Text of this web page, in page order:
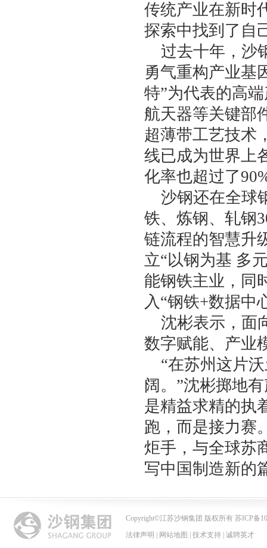
传统产业在新时
探索中找到了自
过去十年，沙
勇气重构产业基
特”为代表的高
航天器等关键部
超薄带工艺技术
线已成为世界上
化率也超过了
沙钢还在全球
铁、炼钢、轧钢
链流程的智慧升
立“以钢为基 多
能钢铁主业，同
入“钢铁+数据中
沈彬表示，面
数字赋能、产业
“在苏州这片
阔。”沈彬掷地
是精益求精的执
跑，而是接力赛
炬手，与全球苏
写中国制造新的
Copyright©江苏沙钢集团 版权所有 苏ICP备
法律声明
网站地图 技术支持 诚聘英才